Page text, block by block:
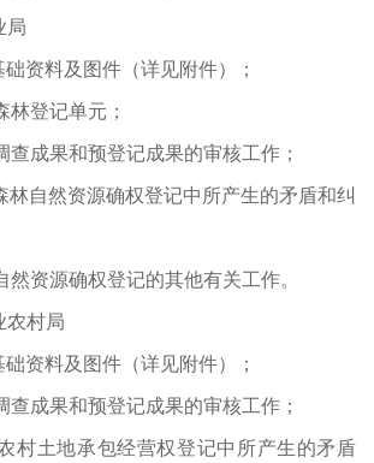
资料及图件（详见附件）；
登记单元；
成果和预登记成果的审核工作；
自然资源确权登记中所产生的矛盾和纠
资源确权登记的其他有关工作。
村局
资料及图件（详见附件）；
成果和预登记成果的审核工作；
土地承包经营权登记中所产生的矛盾